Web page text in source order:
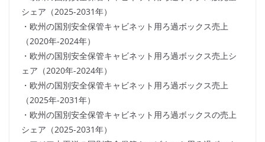
シェア（2025-2031年）
・欧州の国別安全保管キャビネット用ろ過ボックス売上
（2020年-2024年）
・欧州の国別安全保管キャビネット用ろ過ボックス売上シ
ェア（2020年-2024年）
・欧州の国別安全保管キャビネット用ろ過ボックス売上
（2025年-2031年）
・欧州の国別安全保管キャビネット用ろ過ボックスの売上
シェア（2025-2031年）